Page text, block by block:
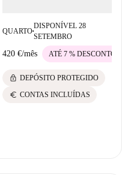
QUARTO■
DISPONÍVEL 28
SETEMBRO
420 €/mês ATÉ 7 % DESCONTO
lock DEPÓSITO PROTEGIDO
euro CONTAS INCLUÍDAS